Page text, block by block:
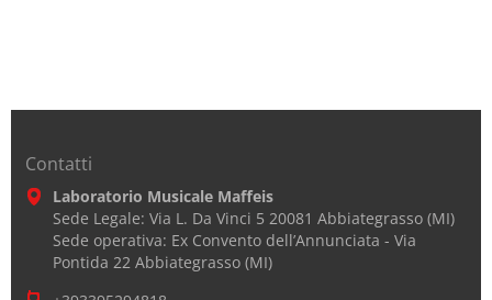
Contatti
Laboratorio Musicale Maffeis
Sede Legale: Via L. Da Vinci 5 20081 Abbiategrasso (MI)
Sede operativa: Ex Convento dell’Annunciata - Via
Pontida 22 Abbiategrasso (MI)